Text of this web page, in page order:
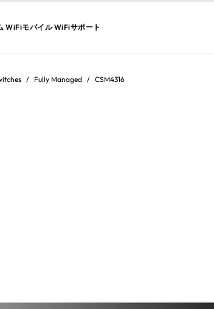
WiFiモバイル WiFiサポート
/ Fully Managed / CSM4316